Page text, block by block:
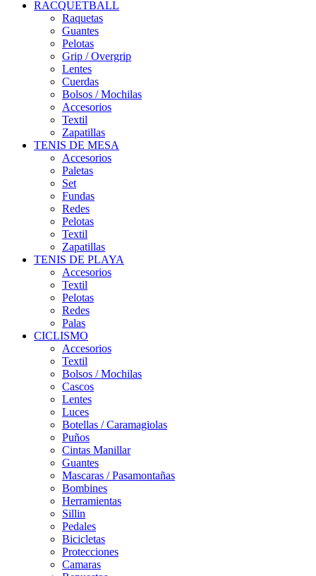
RACQUETBALL
Raquetas
Guantes
Pelotas
Grip / Overgrip
Lentes
Cuerdas
Bolsos / Mochilas
Accesorios
Textil
Zapatillas
TENIS DE MESA
Accesorios
Paletas
Set
Fundas
Redes
Pelotas
Textil
Zapatillas
TENIS DE PLAYA
Accesorios
Textil
Pelotas
Redes
Palas
CICLISMO
Accesorios
Textil
Bolsos / Mochilas
Cascos
Lentes
Luces
Botellas / Caramagiolas
Puños
Cintas Manillar
Guantes
Mascaras / Pasamontañas
Bombines
Herramientas
Sillin
Pedales
Bicicletas
Protecciones
Camaras